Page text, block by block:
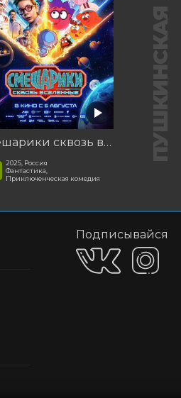
Смешарики сквозь вселенные
2025, Россия
Фантастика,
Приключенческая комедия
Подписывайся